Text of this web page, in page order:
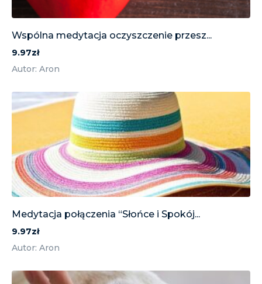
Wspólna medytacja oczyszczenie przesz...
9.97zł
Autor: Aron
Medytacja połączenia “Słońce i Spokój...
9.97zł
Autor: Aron